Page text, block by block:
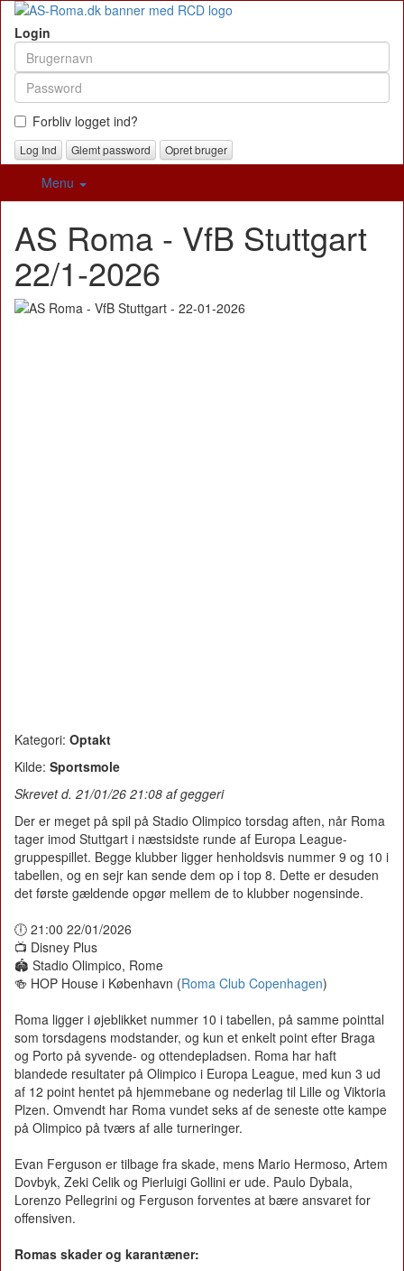
Login
Forbliv logget ind?
Glemt password Opret bruger
Menu
AS Roma - VfB Stuttgart
22/1-2026
Kategori: Optakt
Kilde: Sportsmole
Skrevet d. 21/01/26 21:08 af geggeri
Der er meget på spil på Stadio Olimpico torsdag aften, når Roma
tager imod Stuttgart i næstsidste runde af Europa League-
gruppespillet. Begge klubber ligger henholdsvis nummer 9 og 10 i
tabellen, og en sejr kan sende dem op i top 8. Dette er desuden
det første gældende opgør mellem de to klubber nogensinde.
🕕 21:00 22/01/2026
📺 Disney Plus
🏟️ Stadio Olimpico, Rome
🍻 HOP House i København (Roma Club Copenhagen)
Roma ligger i øjeblikket nummer 10 i tabellen, på samme pointtal
som torsdagens modstander, og kun et enkelt point efter Braga
og Porto på syvende- og ottendepladsen. Roma har haft
blandede resultater på Olimpico i Europa League, med kun 3 ud
af 12 point hentet på hjemmebane og nederlag til Lille og Viktoria
Plzen. Omvendt har Roma vundet seks af de seneste otte kampe
på Olimpico på tværs af alle turneringer.
Evan Ferguson er tilbage fra skade, mens Mario Hermoso, Artem
Dovbyk, Zeki Celik og Pierluigi Gollini er ude. Paulo Dybala,
Lorenzo Pellegrini og Ferguson forventes at bære ansvaret for
offensiven.
Romas skader og karantæner: